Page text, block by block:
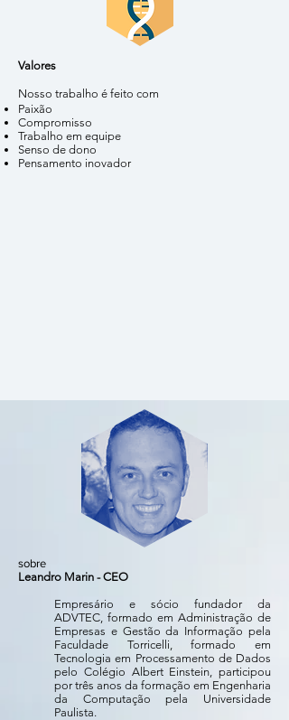
Valores
Nosso trabalho é feito com
Paixão
Compromisso
Trabalho em equipe
Senso de dono
Pensamento inovador
sobre
Leandro Marin - CEO
Empresário e sócio fundador da
ADVTEC, formado em Administração de
Empresas e Gestão da Informação pela
Faculdade Torricelli, formado em
Tecnologia em Processamento de Dados
pelo Colégio Albert Einstein, participou
por três anos da formação em Engenharia
da Computação pela Universidade
Paulista.